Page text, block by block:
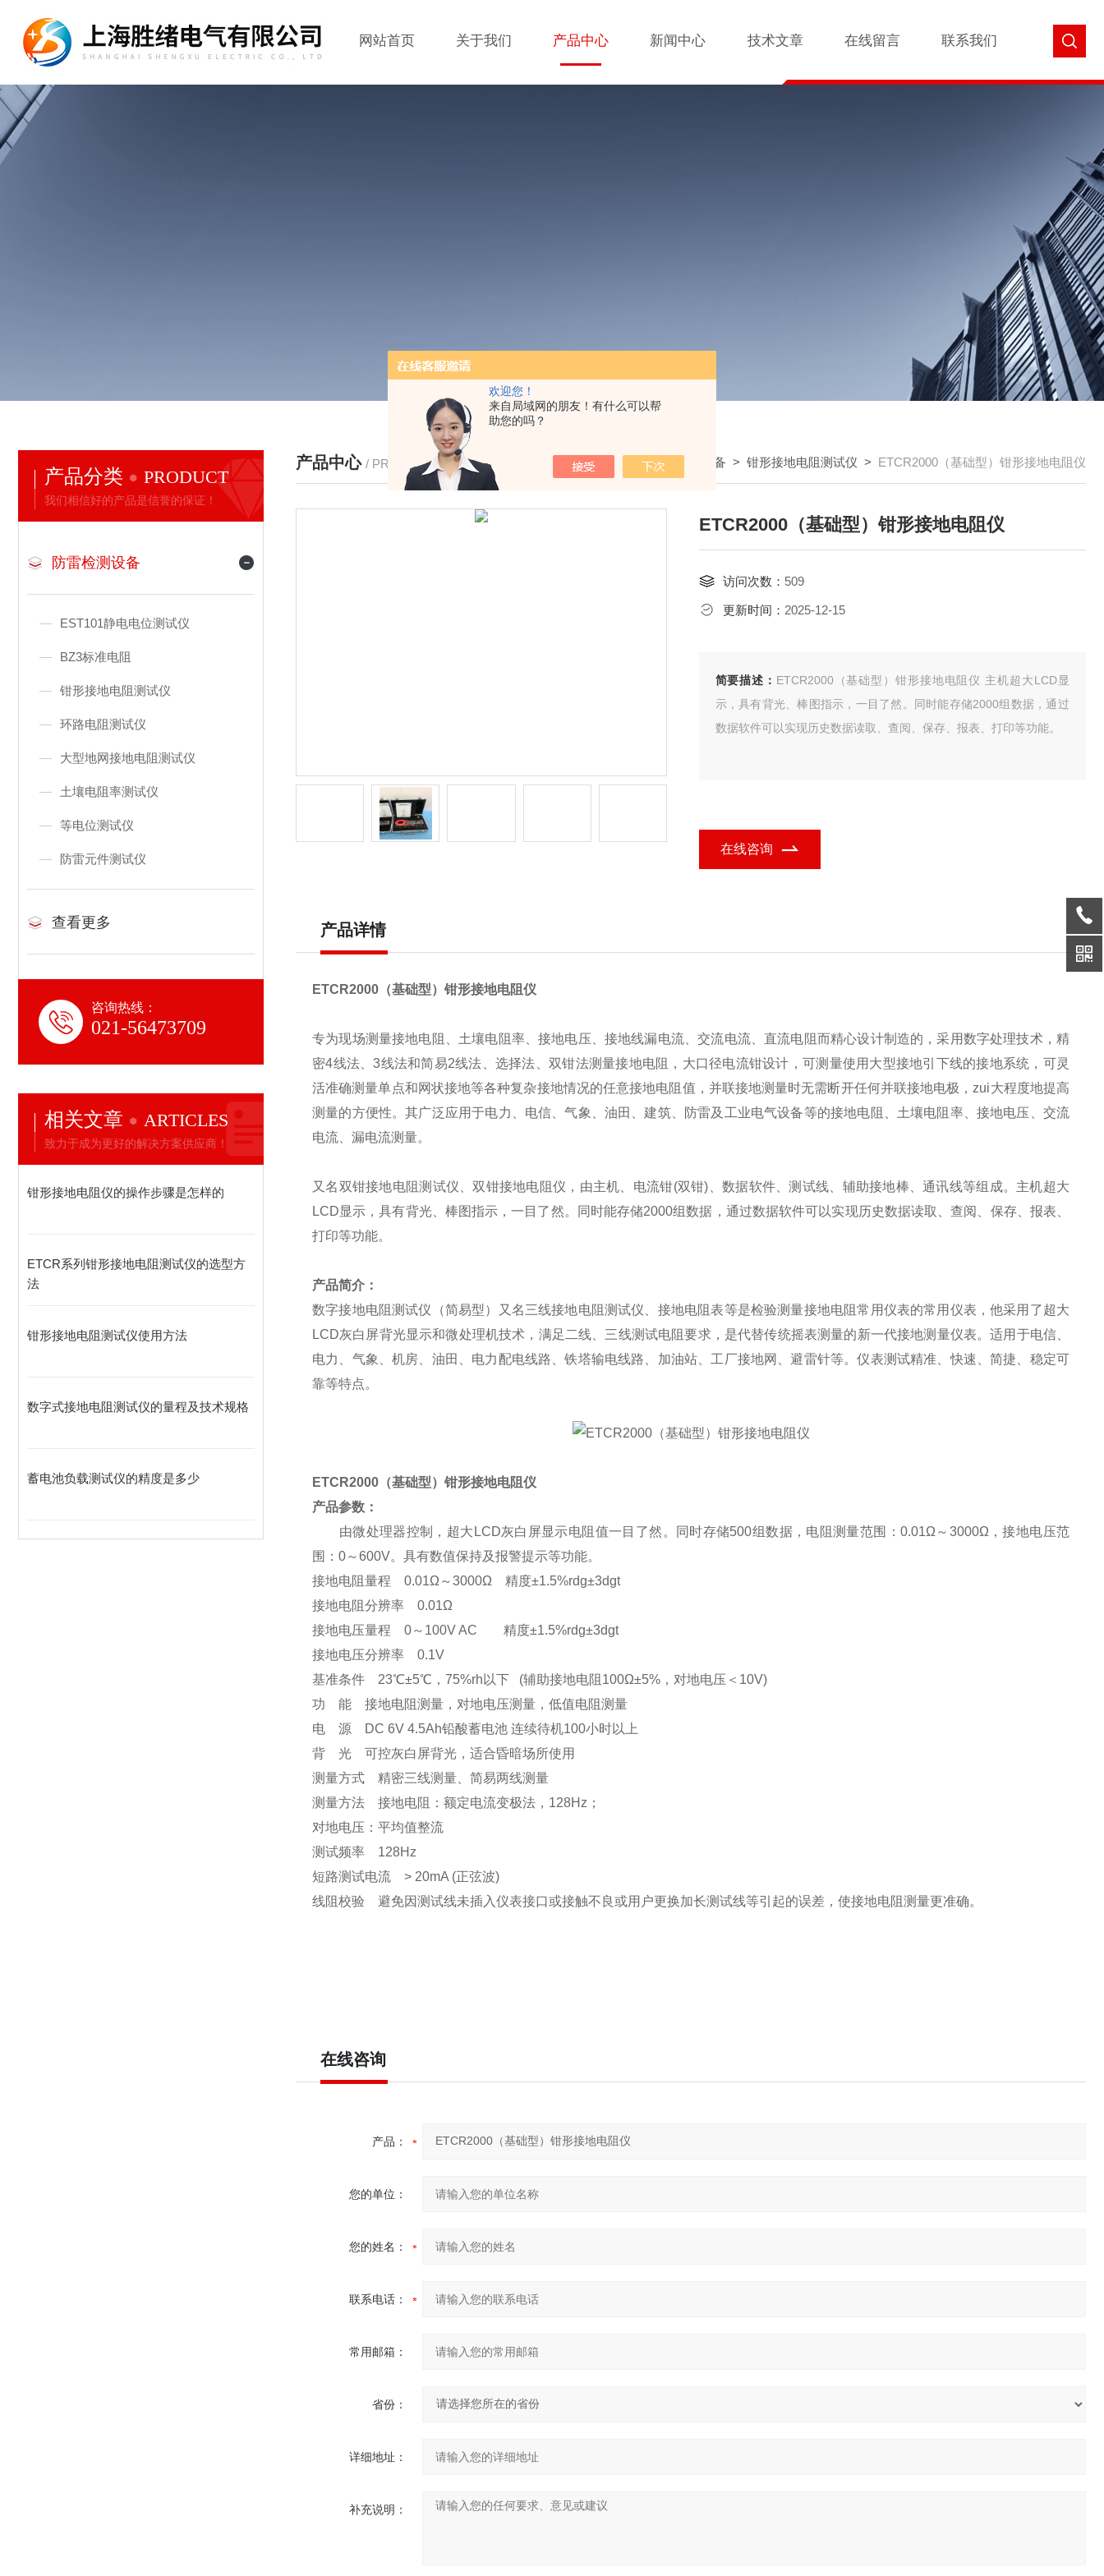
欢迎您！
来自局域网的朋友！有什么可以帮
助您的吗？
网站首页 关于我们 产品中心 新闻中心 技术文章 在线留言 联系我们
产品分类 PRODUCT
我们相信好的产品是信誉的保证！
防雷检测设备
EST101静电电位测试仪
BZ3标准电阻
钳形接地电阻测试仪
环路电阻测试仪
大型地网接地电阻测试仪
土壤电阻率测试仪
等电位测试仪
防雷元件测试仪
查看更多
咨询热线：
021-56473709
相关文章 ARTICLES
致力于成为更好的解决方案供应商！
​钳形接地电阻仪的操作步骤是怎样的
ETCR系列钳形接地电阻测试仪的选型方
法
钳形接地电阻测试仪使用方法
数字式接地电阻测试仪的量程及技术规格
蓄电池负载测试仪的精度是多少
产品中心 / PRODUCTS 我的位置： >产品中心 >防雷检测设备 > 钳形接地电阻测试仪 > ETCR2000（基础型）钳形接地电阻仪
ETCR2000（基础型）钳形接地电阻仪
访问次数： 509
更新时间： 2025-12-15
简要描述： ETCR2000（基础型）钳形接地电阻仪 主机超大LCD显
示，具有背光、棒图指示，一目了然。同时能存储2000组数据，通过
数据软件可以实现历史数据读取、查阅、保存、报表、打印等功能。
在线咨询
产品详情
ETCR2000（基础型）钳形接地电阻仪
专为现场测量接地电阻、土壤电阻率、接地电压、接地线漏电流、交流电流、直流电阻而精心设计制造的，采用数字处理技术，精
密4线法、3线法和简易2线法、选择法、双钳法测量接地电阻，大口径电流钳设计，可测量使用大型接地引下线的接地系统，可灵
活准确测量单点和网状接地等各种复杂接地情况的任意接地电阻值，并联接地测量时无需断开任何并联接地电极，zui大程度地提高
测量的方便性。其广泛应用于电力、电信、气象、油田、建筑、防雷及工业电气设备等的接地电阻、土壤电阻率、接地电压、交流
电流、漏电流测量。
又名双钳接地电阻测试仪、双钳接地电阻仪，由主机、电流钳(双钳)、数据软件、测试线、辅助接地棒、通讯线等组成。主机超大
LCD显示，具有背光、棒图指示，一目了然。同时能存储2000组数据，通过数据软件可以实现历史数据读取、查阅、保存、报表、
打印等功能。
产品简介：
数字接地电阻测试仪（简易型）又名三线接地电阻测试仪、接地电阻表等是检验测量接地电阻常用仪表的常用仪表，他采用了超大
LCD灰白屏背光显示和微处理机技术，满足二线、三线测试电阻要求，是代替传统摇表测量的新一代接地测量仪表。适用于电信、
电力、气象、机房、油田、电力配电线路、铁塔输电线路、加油站、工厂接地网、避雷针等。仪表测试精准、快速、简捷、稳定可
靠等特点。
ETCR2000（基础型）钳形接地电阻仪
产品参数：
由微处理器控制，超大LCD灰白屏显示电阻值一目了然。同时存储500组数据，电阻测量范围：0.01Ω～3000Ω，接地电压范
围：0～600V。具有数值保持及报警提示等功能。
接地电阻量程 0.01Ω～3000Ω 精度±1.5%rdg±3dgt
接地电阻分辨率 0.01Ω
接地电压量程 0～100V AC 精度±1.5%rdg±3dgt
接地电压分辨率 0.1V
基准条件 23℃±5℃，75%rh以下 (辅助接地电阻100Ω±5%，对地电压＜10V)
功 能 接地电阻测量，对地电压测量，低值电阻测量
电 源 DC 6V 4.5Ah铅酸蓄电池 连续待机100小时以上
背 光 可控灰白屏背光，适合昏暗场所使用
测量方式 精密三线测量、简易两线测量
测量方法 接地电阻：额定电流变极法，128Hz；
对地电压：平均值整流
测试频率 128Hz
短路测试电流 > 20mA (正弦波)
线阻校验 避免因测试线未插入仪表接口或接触不良或用户更换加长测试线等引起的误差，使接地电阻测量更准确。
在线咨询
产品：
您的单位：
您的姓名：
联系电话：
常用邮箱：
省份：
详细地址：
补充说明：